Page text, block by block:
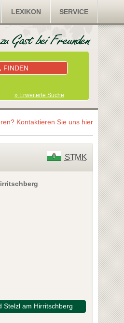
LEXIKON SERVICE
FINDEN
» Erweiterte Suche
Kontaktieren Sie uns hier
STMK
Stelzl am Hirritschberg